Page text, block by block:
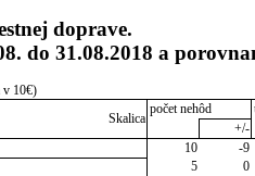
doprave.
do 31.08.2018 a
v 10€)
Skalica
počet nehôd
+/-
10 -9
5 0